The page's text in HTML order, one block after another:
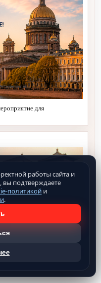
для
работы сайта и
подтверждаете
политикой и
.